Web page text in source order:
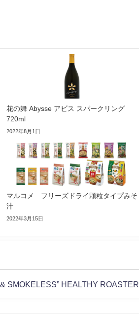
花の舞 Abysse アビス スパークリング
720ml
2022年8月1日
マルコメ フリーズドライ顆粒タイプみそ
汁
2022年3月15日
SMOKELESS” HEALTHY ROASTER